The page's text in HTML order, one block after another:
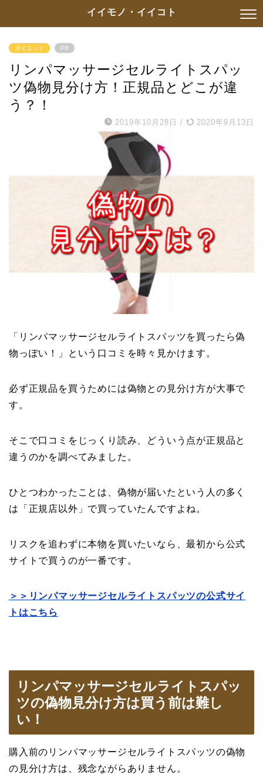
イイモノ・イイコト
ダイエット PR
リンパマッサージセルライトスパッ
ツ偽物見分け方！正規品とどこが違
う？！
2019年10月28日 / 2020年9月13日
「リンパマッサージセルライトスパッツを買ったら偽
物っぽい！」という口コミを時々見かけます。
必ず正規品を買うためには偽物との見分け方が大事で
す。
そこで口コミをじっくり読み、どういう点が正規品と
違うのかを調べてみました。
ひとつわかったことは、偽物が届いたという人の多く
は「正規店以外」で買っていたんですよね。
リスクを追わずに本物を買いたいなら、最初から公式
サイトで買うのが一番です。
＞＞リンパマッサージセルライトスパッツの公式サイ
トはこちら
リンパマッサージセルライトスパッ
ツの偽物見分け方は買う前は難し
い！
購入前のリンパマッサージセルライトスパッツの偽物
の見分け方は、残念ながらありません。